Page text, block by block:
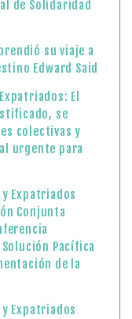
de Solidaridad
su viaje a
Edward Said
El
se
colectivas y
urgente para
Expatriados
Conjunta
Pacífica
de la
Expatriados